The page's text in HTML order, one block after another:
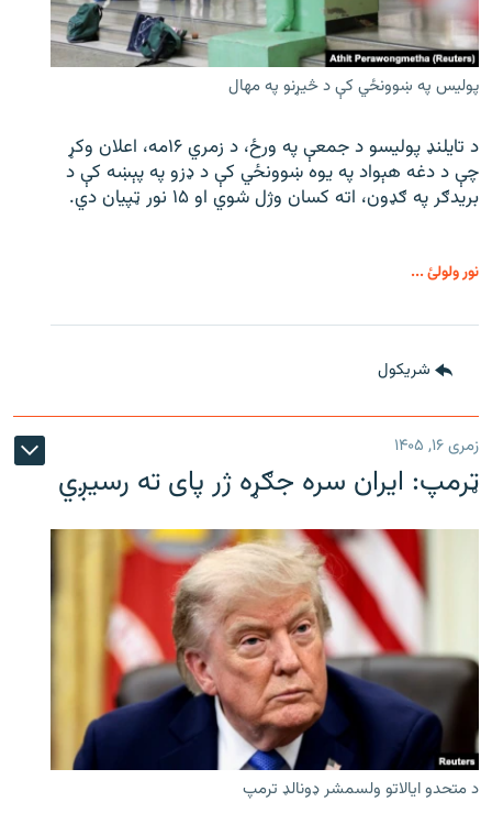
پولیس په ښوونځي کې د څیړنو په مهال
د تایلنډ پولیسو د جمعې په ورځ، د زمري ۱۶مه، اعلان وکړ
چې د دغه هېواد په یوه ښوونځي کې د ډزو په پېښه کې د
بریدګر په ګډون، اته کسان وژل شوي او ۱۵ نور ټپیان دي.
نور ولولئ ...
شريکول
زمری ۱۶, ۱۴۰۵
ټرمپ: ایران سره جګړه ژر پای ته رسیږي
د متحدو ایالاتو ولسمشر ډونالډ ترمپ